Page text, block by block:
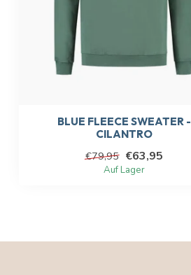
BLUE FLEECE SWEATER -
CILANTRO
€79,95 €63,95
Auf Lager